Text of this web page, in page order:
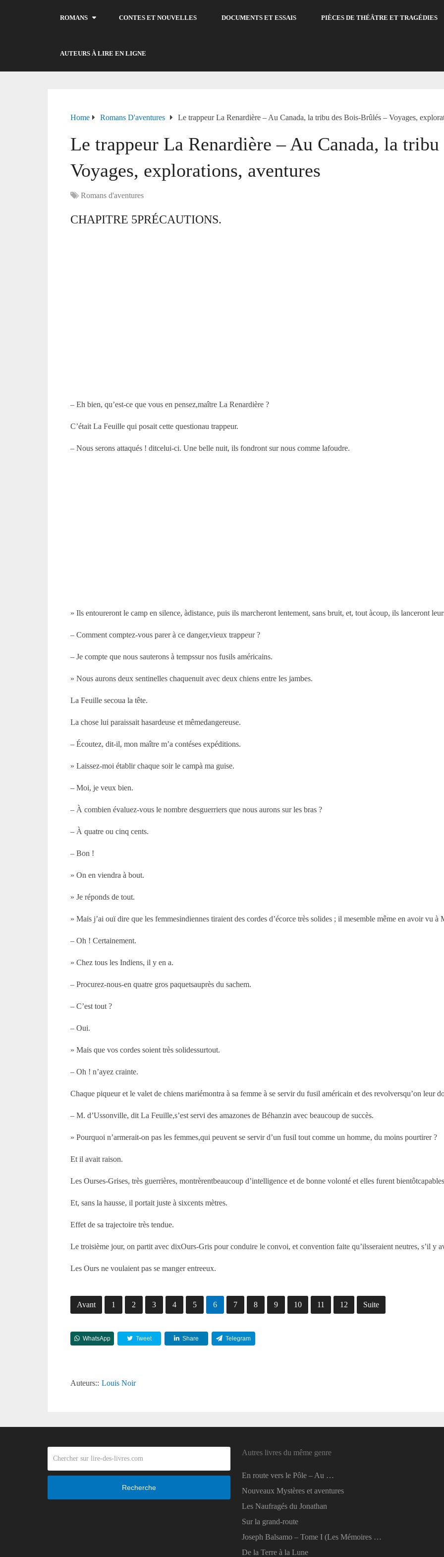
ROMANS CONTES ET NOUVELLES DOCUMENTS ET ESSAIS PIÈCES DE THÉÂTRE ET TRAGÉDIES
AUTEURS À LIRE EN LIGNE
Home Romans D'aventures Le trappeur La Renardière – Au Canada, la tribu des Bois-Brûlés – Voyages,
Le trappeur La Renardière – Au Canada, la
Voyages, explorations, aventures
Romans d'aventures
CHAPITRE 5PRÉCAUTIONS.
– Eh bien, qu’est-ce que vous en pensez,maître La Renardière ?
C’était La Feuille qui posait cette questionau trappeur.
– Nous serons attaqués ! ditcelui-ci. Une belle nuit, ils fondront sur nous comme lafoudre.
» Ils entoureront le camp en silence, àdistance, puis ils marcheront lentement, sans bruit, et, tout àcoup, ils lanceront
– Comment comptez-vous parer à ce danger,vieux trappeur ?
– Je compte que nous sauterons à tempssur nos fusils américains.
» Nous aurons deux sentinelles chaquenuit avec deux chiens entre les jambes.
La Feuille secoua la tête.
La chose lui paraissait hasardeuse et mêmedangereuse.
– Écoutez, dit-il, mon maître m’a contéses expéditions.
» Laissez-moi établir chaque soir le campà ma guise.
– Moi, je veux bien.
– À combien évaluez-vous le nombre desguerriers que nous aurons sur les bras ?
– À quatre ou cinq cents.
– Bon !
» On en viendra à bout.
» Je réponds de tout.
» Mais j’ai ouï dire que les femmesindiennes tiraient des cordes d’écorce très solides ; il mesemble même en avoir vu à
– Oh ! Certainement.
» Chez tous les Indiens, il y en a.
– Procurez-nous-en quatre gros paquetsauprès du sachem.
– C’est tout ?
– Oui.
» Mais que vos cordes soient très solidessurtout.
– Oh ! n’ayez crainte.
Chaque piqueur et le valet de chiens mariémontra à sa femme à se servir du fusil américain et des revolversqu’on leur
– M. d’Ussonville, dit La Feuille,s’est servi des amazones de Béhanzin avec beaucoup de succès.
» Pourquoi n’armerait-on pas les femmes,qui peuvent se servir d’un fusil tout comme un homme, du moins pourtirer ?
Et il avait raison.
Les Ourses-Grises, très guerrières, montrèrentbeaucoup d’intelligence et de bonne volonté et elles furent
Et, sans la hausse, il portait juste à sixcents mètres.
Effet de sa trajectoire très tendue.
Le troisième jour, on partit avec dixOurs-Gris pour conduire le convoi, et convention faite qu’ilsseraient neutres, s’il y
Les Ours ne voulaient pas se manger entreeux.
Avant 1 2 3 4 5 6 7 8 9 10 11 12 Suite
WhatsApp Tweet Share Telegram
Auteurs:: Louis Noir
Recherche
Autres livres du même genre
En route vers le Pôle – Au …
Nouveaux Mystères et aventures
Les Naufragés du Jonathan
Sur la grand-route
Joseph Balsamo – Tome I (Les Mémoires …
De la Terre à la Lune